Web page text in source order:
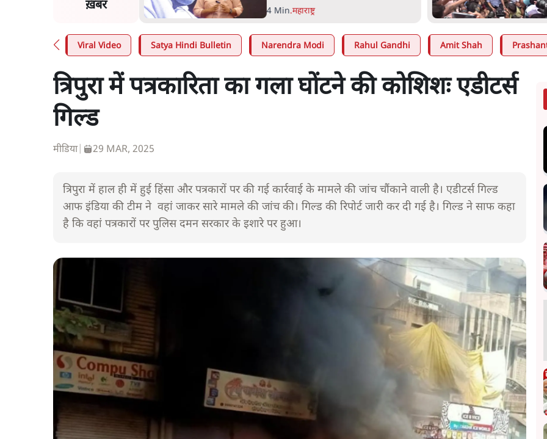
ख़बर
4 Min.महाराष्ट्र
Viral Video Satya Hindi Bulletin Narendra Modi Rahul Gandhi Amit Shah
त्रिपुरा में पत्रकारिता का गला घोंटने की कोशिशः एडीटर्स
गिल्ड
मीडिया| 29 MAR, 2025
त्रिपुरा में हाल ही में हुई हिंसा और पत्रकारों पर की गई कार्रवाई के मामले की जांच चौंकाने वाली है। एडीटर्स गिल्ड
आफ इंडिया की टीम ने वहां जाकर सारे मामले की जांच की। गिल्ड की रिपोर्ट जारी कर दी गई है। गिल्ड ने साफ कहा
है कि वहां पत्रकारों पर पुलिस दमन सरकार के इशारे पर हुआ।